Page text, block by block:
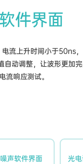
件界面
流上升时间小于50ns
动调整，让波形更加
流响应测试。
噪声软件界面 光